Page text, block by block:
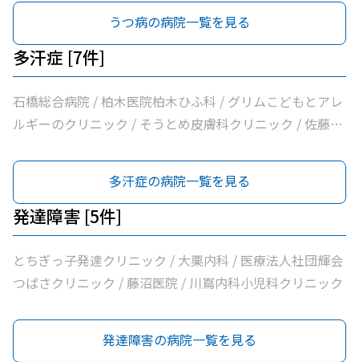
うつ病の病院一覧を見る
多汗症 [7件]
石橋総合病院 / 柏木医院柏木ひふ科 / グリムこどもとアレ
ルギーのクリニック / そうとめ皮膚科クリニック / 佐藤内
医院
多汗症の病院一覧を見る
発達障害 [5件]
とちぎっ子発達クリニック / 大栗内科 / 医療法人社団輝会
つばさクリニック / 藤沼医院 / 川嶌内科小児科クリニック
発達障害の病院一覧を見る